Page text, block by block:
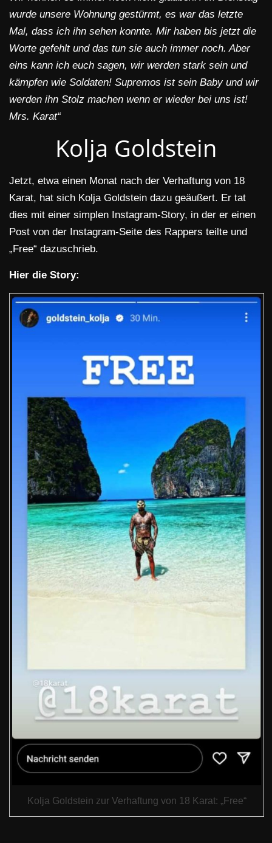
wurde unsere Wohnung gestürmt, es war das letzte
Mal, dass ich ihn sehen konnte. Mir haben bis jetzt die
Worte gefehlt und das tun sie auch immer noch. Aber
eins kann ich euch sagen, wir werden stark sein und
kämpfen wie Soldaten! Supremos ist sein Baby und wir
werden ihn Stolz machen wenn er wieder bei uns ist!
Mrs. Karat“
Kolja Goldstein
Jetzt, etwa einen Monat nach der Verhaftung von 18
Karat, hat sich Kolja Goldstein dazu geäußert. Er tat
dies mit einer simplen Instagram-Story, in der er einen
Post von der Instagram-Seite des Rappers teilte und
„Free“ dazuschrieb.
Hier die Story:
Kolja Goldstein zur Verhaftung von 18 Karat: „Free“